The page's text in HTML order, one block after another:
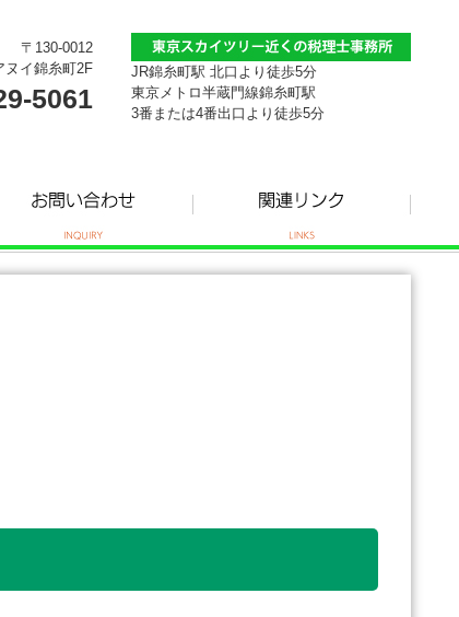
〒130-0012
ヌイ錦糸町2F
5061
JR錦糸町駅 北口より徒歩5分
東京メトロ半蔵門線錦糸町駅
3番または4番出口より徒歩5分